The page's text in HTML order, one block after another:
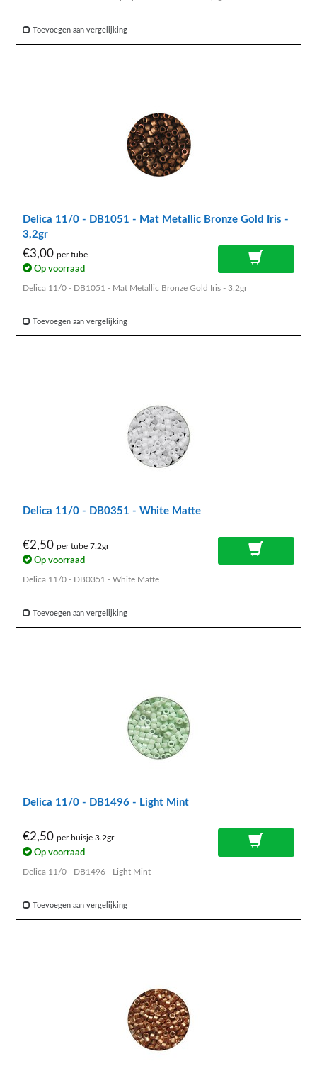
Toevoegen aan vergelijking
Delica 11/0 - DB1051 - Mat Metallic Bronze Gold Iris -
3,2gr
€3,00 per tube
Op voorraad
Delica 11/0 - DB1051 - Mat Metallic Bronze Gold Iris - 3,2gr
Toevoegen aan vergelijking
Delica 11/0 - DB0351 - White Matte
€2,50 per tube 7.2gr
Op voorraad
Delica 11/0 - DB0351 - White Matte
Toevoegen aan vergelijking
Delica 11/0 - DB1496 - Light Mint
€2,50 per buisje 3.2gr
Op voorraad
Delica 11/0 - DB1496 - Light Mint
Toevoegen aan vergelijking